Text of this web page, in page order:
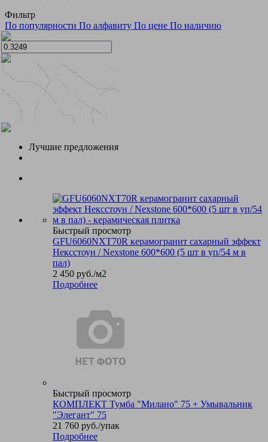
Фильтр
По популярности По алфавиту По цене По наличию
Лучшие предложения
Быстрый просмотр
GFU6060NXT70R керамогранит сахарный эффект
Нексстоун / Nexstone 600*600 (5 шт в уп/54 м в
пал)
2 450 руб./м2
Подробнее
Быстрый просмотр
КОМПЛЕКТ Тумба "Милано" 75 + Умывальник
"Элегант" 75
21 760 руб./упак
Подробнее